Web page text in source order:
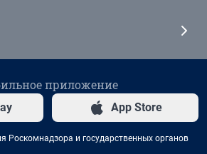
приложение
App Store
Роскомнадзора и государственных органов